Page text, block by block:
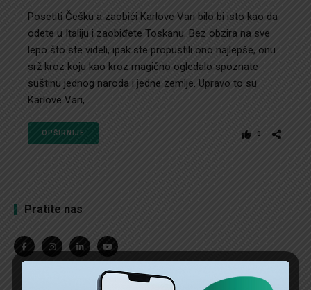
Posetiti Češku a zaobići Karlove Vari bilo bi isto kao da
odete u Italiju i zaobiđete Toskanu. Bez obzira na sve
lepo što ste videli, ipak ste propustili ono najlepše, onu
srž kroz koju kao kroz magično ogledalo spoznate
suštinu jednog naroda i jedne zemlje. Upravo to su
Karlove Vari, ...
OPŠIRNIJE 0
Pratite nas